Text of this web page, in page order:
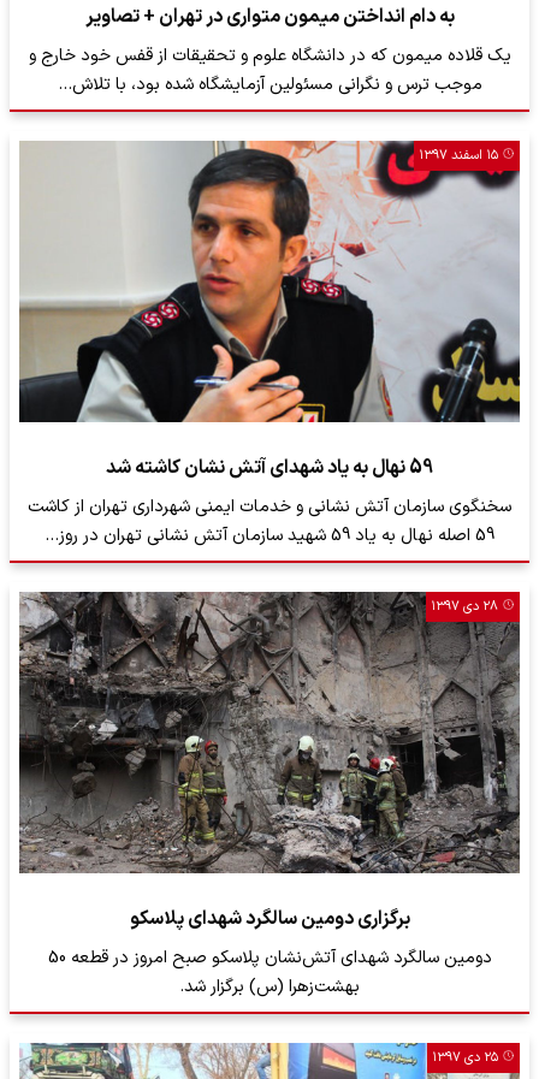
به دام انداختن میمون متواری در تهران + تصاویر
یک قلاده میمون که در دانشگاه علوم و تحقیقات از قفس خود خارج و
موجب ترس و نگرانی مسئولین آزمایشگاه شده بود، با تلاش…
۱۵ اسفند ۱۳۹۷
59 نهال به یاد شهدای آتش نشان کاشته شد
سخنگوی سازمان آتش نشانی و خدمات ایمنی شهرداری تهران از کاشت
59 اصله نهال به یاد 59 شهید سازمان آتش نشانی تهران در روز…
۲۸ دی ۱۳۹۷
برگزاری دومین سالگرد شهدای پلاسکو
دومین سالگرد شهدای آتش‌نشان پلاسکو صبح امروز در قطعه 50
بهشت‌زهرا (س) برگزار شد.
۲۵ دی ۱۳۹۷